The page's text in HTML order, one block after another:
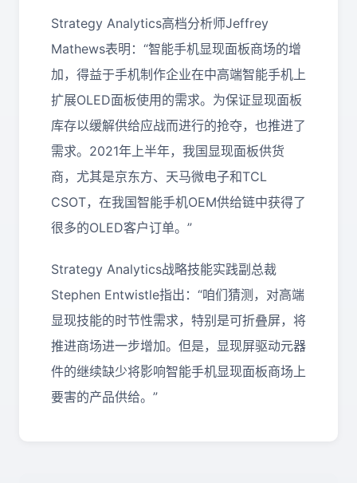
Strategy Analytics高档分析师Jeffrey
Mathews表明：“智能手机显现面板商场的增
加，得益于手机制作企业在中高端智能手机上
扩展OLED面板使用的需求。为保证显现面板
库存以缓解供给应战而进行的抢夺，也推进了
需求。2021年上半年，我国显现面板供货
商，尤其是京东方、天马微电子和TCL
CSOT，在我国智能手机OEM供给链中获得了
很多的OLED客户订单。”
Strategy Analytics战略技能实践副总裁
Stephen Entwistle指出：“咱们猜测，对高端
显现技能的时节性需求，特别是可折叠屏，将
推进商场进一步增加。但是，显现屏驱动元器
件的继续缺少将影响智能手机显现面板商场上
要害的产品供给。”